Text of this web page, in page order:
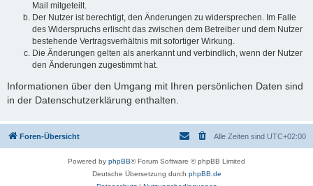
Mail mitgeteilt.
Der Nutzer ist berechtigt, den Änderungen zu widersprechen. Im Falle
des Widerspruchs erlischt das zwischen dem Betreiber und dem Nutzer
bestehende Vertragsverhältnis mit sofortiger Wirkung.
Die Änderungen gelten als anerkannt und verbindlich, wenn der Nutzer
den Änderungen zugestimmt hat.
Informationen über den Umgang mit Ihren persönlichen Daten sind
in der Datenschutzerklärung enthalten.
Foren-Übersicht Alle Zeiten sind UTC+02:00
Powered by phpBB® Forum Software © phpBB Limited
Deutsche Übersetzung durch phpBB.de